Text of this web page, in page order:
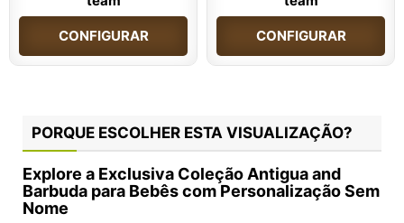
CONFIGURAR CONFIGURAR
PORQUE ESCOLHER ESTA VISUALIZAÇÃO?
Explore a Exclusiva Coleção Antigua and
Barbuda para Bebês com Personalização Sem
Nome